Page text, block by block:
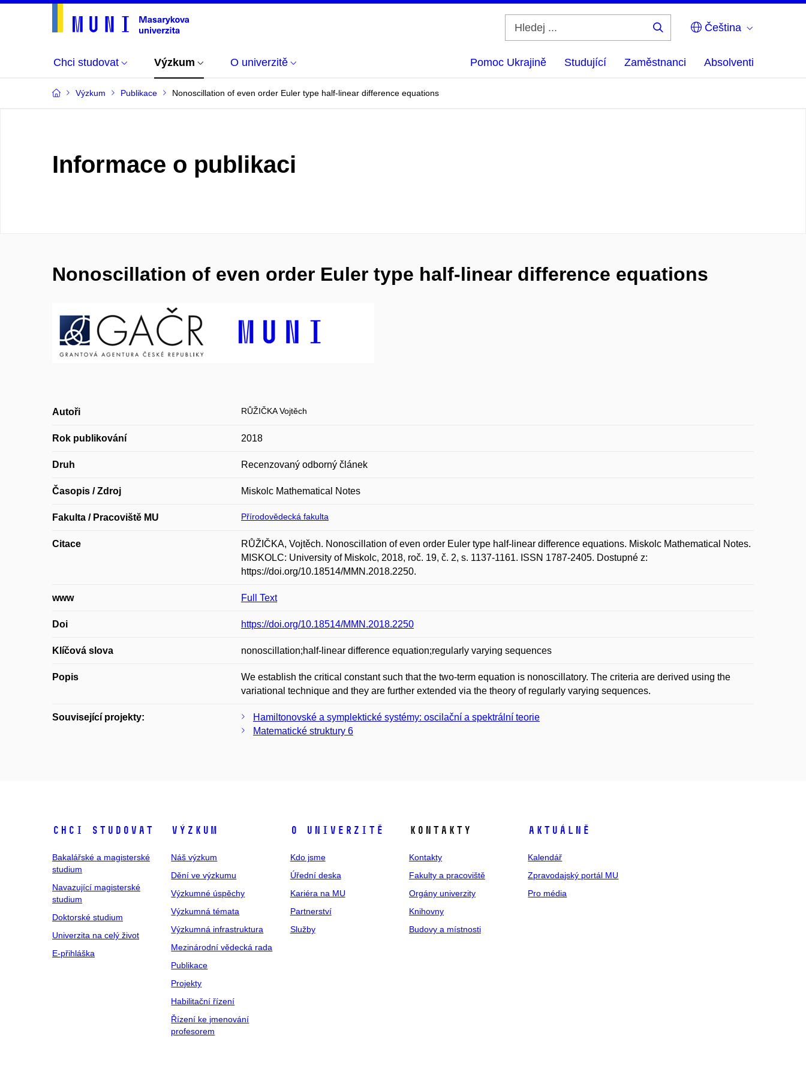
Čeština
Chci studovat Výzkum O univerzitě Pomoc Ukrajině Studující Zaměstnanci Absolventi
Výzkum Publikace Nonoscillation of even order Euler type half-linear difference equations
Informace o publikaci
Nonoscillation of even order Euler type half-linear difference equations
Autoři RŮŽIČKA Vojtěch
Rok publikování 2018
Druh Recenzovaný odborný článek
Časopis / Zdroj Miskolc Mathematical Notes
Fakulta / Pracoviště MU Přírodovědecká fakulta
Citace
RŮŽIČKA, Vojtěch. Nonoscillation of even order Euler type half-linear difference equations. Miskolc Mathematical Notes.
MISKOLC: University of Miskolc, 2018, roč. 19, č. 2, s. 1137-1161. ISSN 1787-2405. Dostupné z:
https://doi.org/10.18514/MMN.2018.2250.
www Full Text
Doi https://doi.org/10.18514/MMN.2018.2250
Klíčová slova nonoscillation;half-linear difference equation;regularly varying sequences
Popis
We establish the critical constant such that the two-term equation is nonoscillatory. The criteria are derived using the
variational technique and they are further extended via the theory of regularly varying sequences.
Související projekty:
Hamiltonovské a symplektické systémy: oscilační a spektrální teorie
Matematické struktury 6
Chci studovat
Bakalářské a magisterské
studium
Navazující magisterské
studium
Doktorské studium
Univerzita na celý život
E-přihláška
Výzkum
Náš výzkum
Dění ve výzkumu
Výzkumné úspěchy
Výzkumná témata
Výzkumná infrastruktura
Mezinárodní vědecká rada
Publikace
Projekty
Habilitační řízení
Řízení ke jmenování
profesorem
O univerzitě
Kdo jsme
Úřední deska
Kariéra na MU
Partnerství
Služby
Kontakty
Kontakty
Fakulty a pracoviště
Orgány univerzity
Knihovny
Budovy a místnosti
Aktuálně
Kalendář
Zpravodajský portál MU
Pro média